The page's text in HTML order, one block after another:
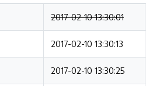
2017-02-10 13:30:01
2017-02-10 13:30:13
2017-02-10 13:30:25